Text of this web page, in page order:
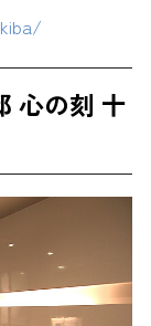
心の刻 十